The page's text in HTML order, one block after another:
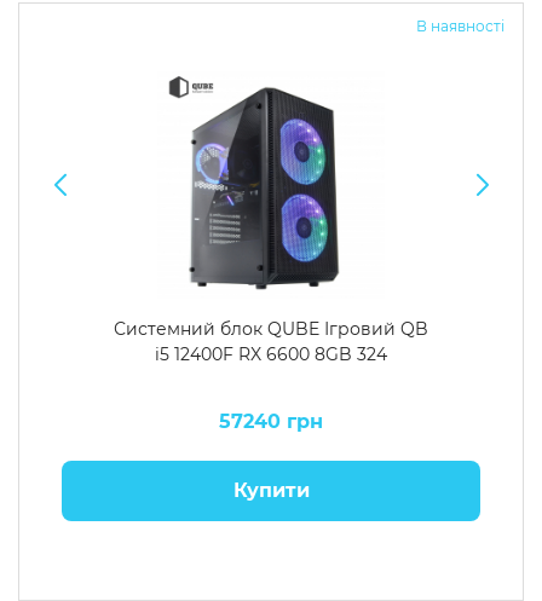
В наявності
Системний блок QUBE Ігровий QB
i5 12400F RX 6600 8GB 324
57240 грн
Купити